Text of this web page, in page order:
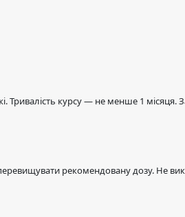
курсу — не менше 1 місяця.
рекомендовану дозу. Не